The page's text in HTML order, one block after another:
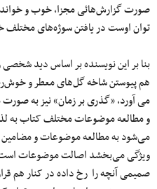
صورت گزارش‌هائی مجزا، خوب و خواندنی
توان اوست در یافتن سوژه‌های مختلف
بنا بر این نویسنده بر اساس دید شخصی
هم پیوستن شاخه گل‌های معطر و
می آورد، «گذری بر زمان» نیز به صورت
و مطالعه موضوعات مختلف کتاب به
می‌شود به مطالعه موضوعات و مضامین
ویژگی می‌بخشد اصالت موضوعات
صمیمی آنچه را رخ داده در کنار هم